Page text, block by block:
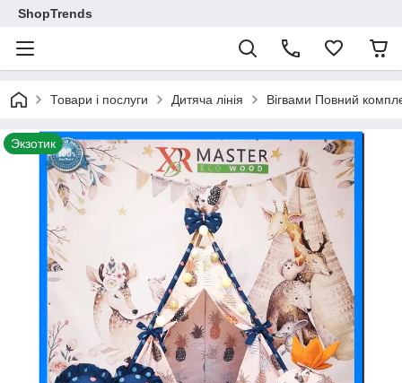
ShopTrends
Товари і послуги Дитяча лінія Вігвами Повний
Экзотик